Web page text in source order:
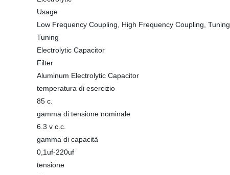
Usage
Low Frequency Coupling, High Frequency Coupling, Tuning
Tuning
Electrolytic Capacitor
Filter
Aluminum Electrolytic Capacitor
temperatura di esercizio
85 c.
gamma di tensione nominale
6.3 v c.c.
gamma di capacità
0,1uf-220uf
tensione